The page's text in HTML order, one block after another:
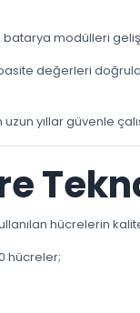
modülleri
değerleri
yıllar güvenle
hücrelerin
hücreler;